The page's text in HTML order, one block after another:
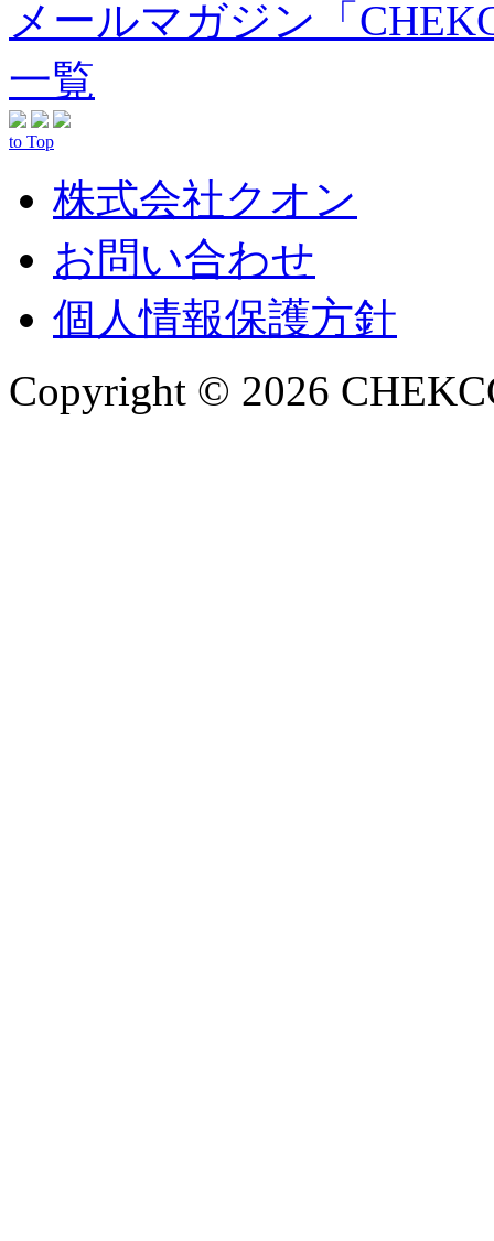
メールマガジン「
一覧
to Top
株式会社クオン
お問い合わせ
個人情報保護方針
Copyright © 2026